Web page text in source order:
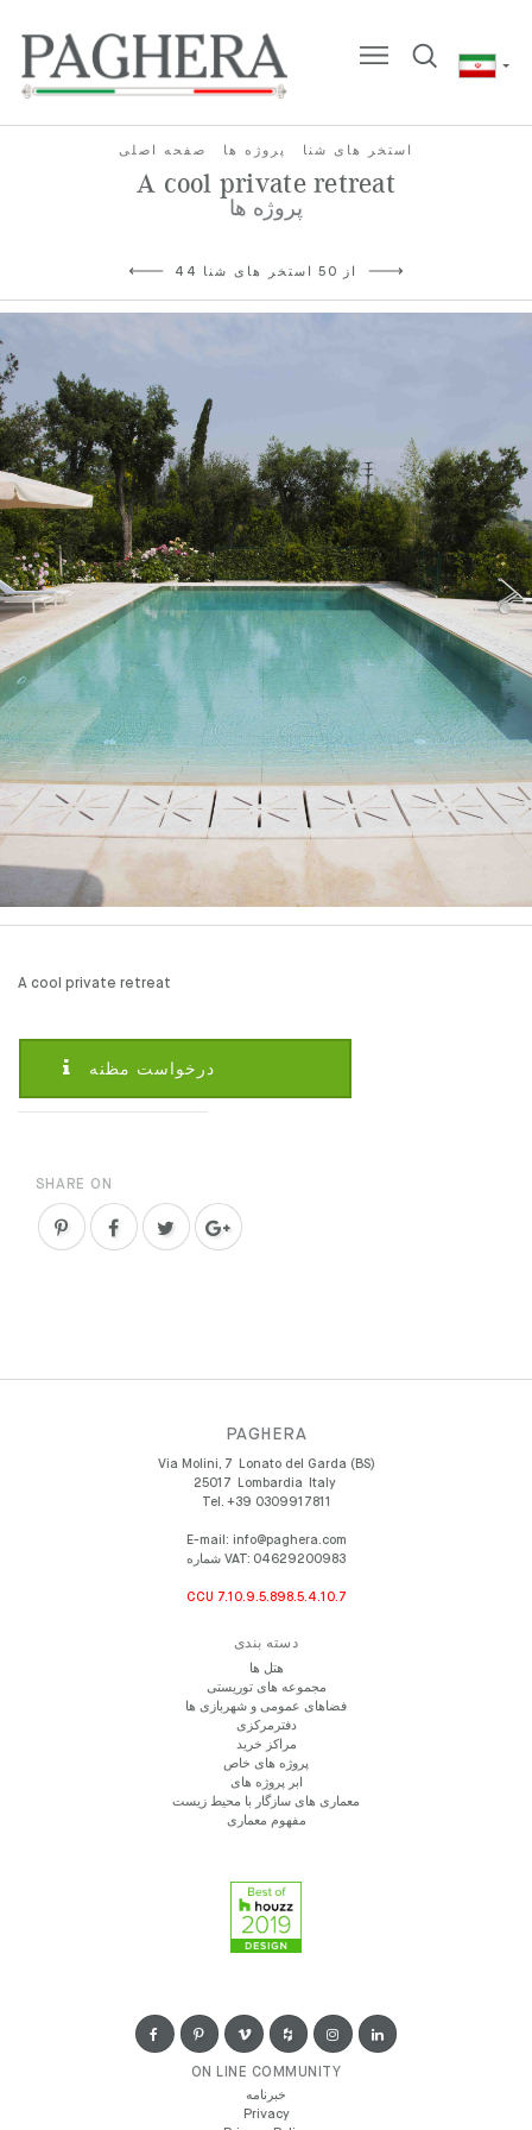
صفحه اصلی پروژه ها استخر های شنا
A cool private retreat
پروژه ها
44 از 50 استخر های شنا
A cool private retreat
درخواست مظنه
SHARE ON
PAGHERA
Via Molini, 7
Lonato del Garda (BS)
25017
Lombardia
Italy
Tel. +39 0309917811
E-mail: info@paghera.com
شماره VAT: 04629200983
CCU 7.10.9.5.898.5.4.10.7
دسته بندی
هتل ها
مجموعه های توریستی
فضاهای عمومی و شهربازی ها
دفترمرکزی
مراکز خرید
پروژه های خاص
ابر پروژه های
معماری های سازگار با محیط زیست
مفهوم معماری
ON LINE COMMUNITY
خبرنامه
Privacy